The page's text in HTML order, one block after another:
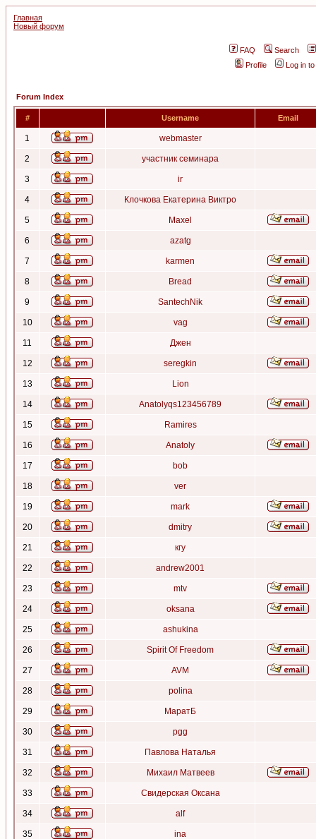
Главная
Новый форум
FAQ
Search
Profile
Log in
Forum Index
# Username Email
1 webmaster
2 участник семинара
3 ir
4 Клочкова Екатерина Виктро
5 Maxel
6 azatg
7 karmen
8 Bread
9 SantechNik
10 vag
11 Джен
12 seregkin
13 Lion
14 Anatolyqs123456789
15 Ramires
16 Anatoly
17 bob
18 ver
19 mark
20 dmitry
21 кгу
22 andrew2001
23 mtv
24 oksana
25 ashukina
26 Spirit Of Freedom
27 AVM
28 polina
29 МаратБ
30 pgg
31 Павлова Наталья
32 Михаил Матвеев
33 Свидерская Оксана
34 alf
35 ina